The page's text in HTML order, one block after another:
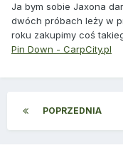
Ja bym sobie Jaxona
dwóch próbach leży w
roku zakupimy coś
Pin Down - CarpCity.pl
POPRZEDNIA